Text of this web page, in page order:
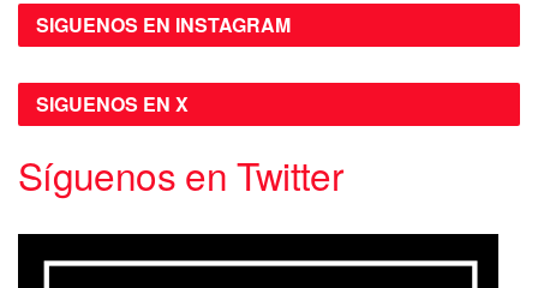
SIGUENOS EN INSTAGRAM
SIGUENOS EN X
Síguenos en Twitter